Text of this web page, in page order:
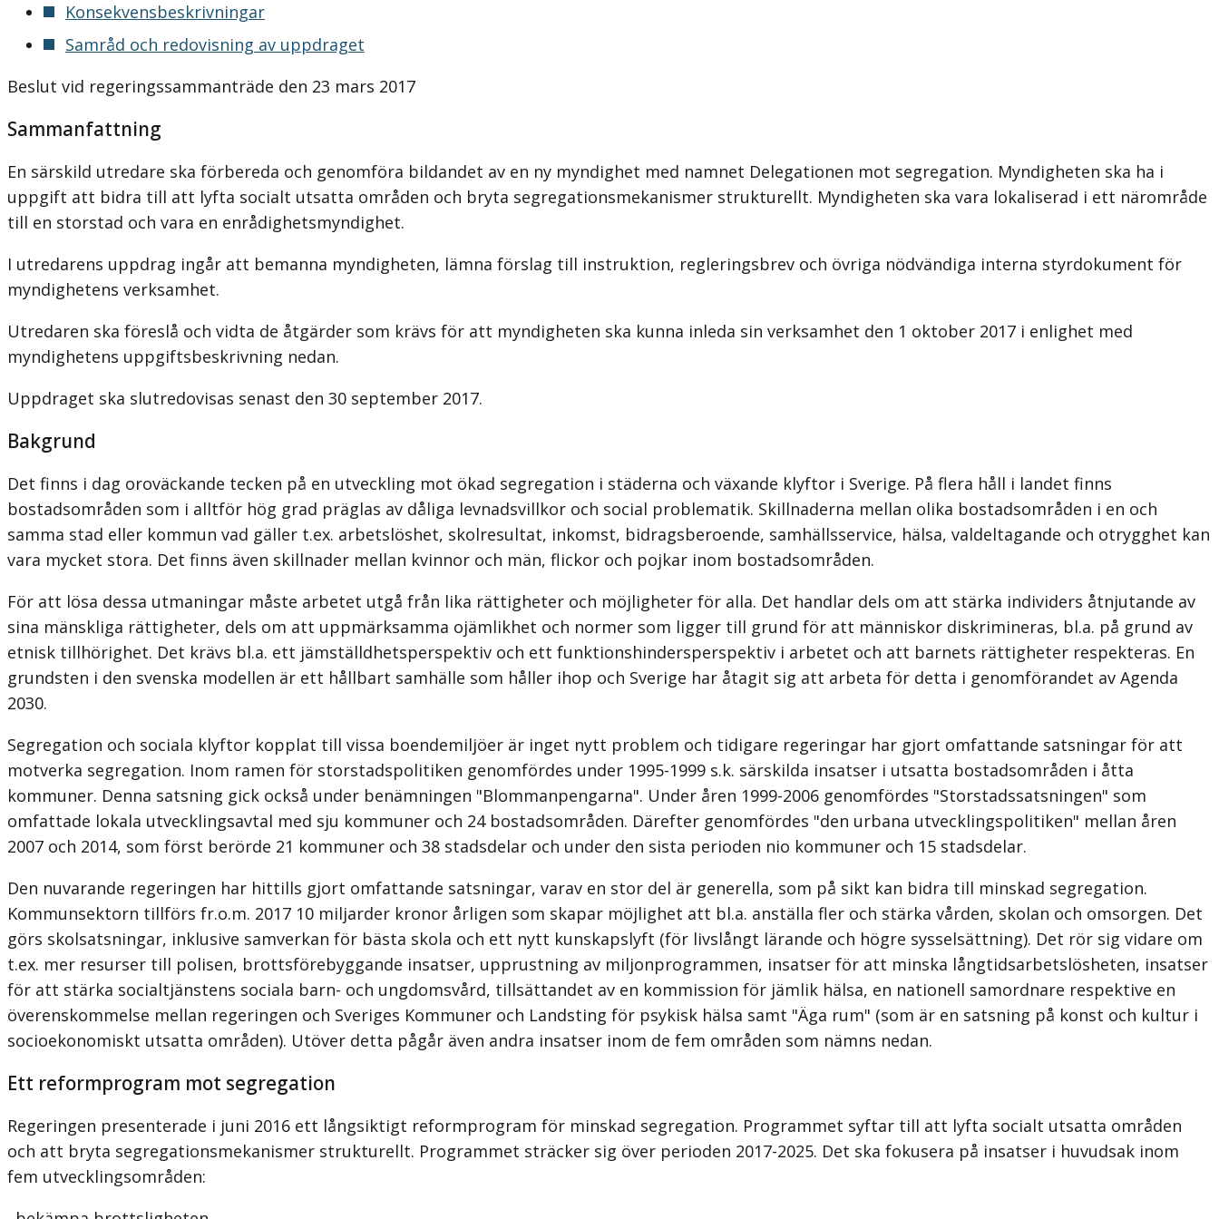
Konsekvensbeskrivningar
Samråd och redovisning av uppdraget
Beslut vid regeringssammanträde den 23 mars 2017
Sammanfattning
En särskild utredare ska förbereda och genomföra bildandet av en ny myndighet med namnet Delegationen mot segregation. Myndigheten ska ha i
uppgift att bidra till att lyfta socialt utsatta områden och bryta segregationsmekanismer strukturellt. Myndigheten ska vara lokaliserad i ett närområde
till en storstad och vara en enrådighetsmyndighet.
I utredarens uppdrag ingår att bemanna myndigheten, lämna förslag till instruktion, regleringsbrev och övriga nödvändiga interna styrdokument för
myndighetens verksamhet.
Utredaren ska föreslå och vidta de åtgärder som krävs för att myndigheten ska kunna inleda sin verksamhet den 1 oktober 2017 i enlighet med
myndighetens uppgiftsbeskrivning nedan.
Uppdraget ska slutredovisas senast den 30 september 2017.
Bakgrund
Det finns i dag oroväckande tecken på en utveckling mot ökad segregation i städerna och växande klyftor i Sverige. På flera håll i landet finns
bostadsområden som i alltför hög grad präglas av dåliga levnadsvillkor och social problematik. Skillnaderna mellan olika bostadsområden i en och
samma stad eller kommun vad gäller t.ex. arbetslöshet, skolresultat, inkomst, bidragsberoende, samhällsservice, hälsa, valdeltagande och otrygghet kan
vara mycket stora. Det finns även skillnader mellan kvinnor och män, flickor och pojkar inom bostadsområden.
För att lösa dessa utmaningar måste arbetet utgå från lika rättigheter och möjligheter för alla. Det handlar dels om att stärka individers åtnjutande av
sina mänskliga rättigheter, dels om att uppmärksamma ojämlikhet och normer som ligger till grund för att människor diskrimineras, bl.a. på grund av
etnisk tillhörighet. Det krävs bl.a. ett jämställdhetsperspektiv och ett funktionshindersperspektiv i arbetet och att barnets rättigheter respekteras. En
grundsten i den svenska modellen är ett hållbart samhälle som håller ihop och Sverige har åtagit sig att arbeta för detta i genomförandet av Agenda
2030.
Segregation och sociala klyftor kopplat till vissa boendemiljöer är inget nytt problem och tidigare regeringar har gjort omfattande satsningar för att
motverka segregation. Inom ramen för storstadspolitiken genomfördes under 1995-1999 s.k. särskilda insatser i utsatta bostadsområden i åtta
kommuner. Denna satsning gick också under benämningen "Blommanpengarna". Under åren 1999-2006 genomfördes "Storstadssatsningen" som
omfattade lokala utvecklingsavtal med sju kommuner och 24 bostadsområden. Därefter genomfördes "den urbana utvecklingspolitiken" mellan åren
2007 och 2014, som först berörde 21 kommuner och 38 stadsdelar och under den sista perioden nio kommuner och 15 stadsdelar.
Den nuvarande regeringen har hittills gjort omfattande satsningar, varav en stor del är generella, som på sikt kan bidra till minskad segregation.
Kommunsektorn tillförs fr.o.m. 2017 10 miljarder kronor årligen som skapar möjlighet att bl.a. anställa fler och stärka vården, skolan och omsorgen. Det
görs skolsatsningar, inklusive samverkan för bästa skola och ett nytt kunskapslyft (för livslångt lärande och högre sysselsättning). Det rör sig vidare om
t.ex. mer resurser till polisen, brottsförebyggande insatser, upprustning av miljonprogrammen, insatser för att minska långtidsarbetslösheten, insatser
för att stärka socialtjänstens sociala barn- och ungdomsvård, tillsättandet av en kommission för jämlik hälsa, en nationell samordnare respektive en
överenskommelse mellan regeringen och Sveriges Kommuner och Landsting för psykisk hälsa samt "Äga rum" (som är en satsning på konst och kultur i
socioekonomiskt utsatta områden). Utöver detta pågår även andra insatser inom de fem områden som nämns nedan.
Ett reformprogram mot segregation
Regeringen presenterade i juni 2016 ett långsiktigt reformprogram för minskad segregation. Programmet syftar till att lyfta socialt utsatta områden
och att bryta segregationsmekanismer strukturellt. Programmet sträcker sig över perioden 2017-2025. Det ska fokusera på insatser i huvudsak inom
fem utvecklingsområden: